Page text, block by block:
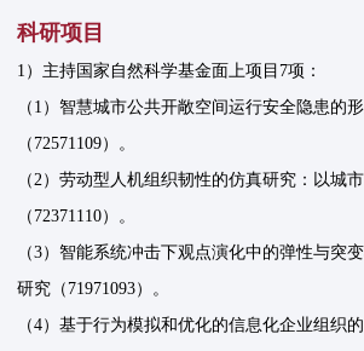
科研项目
1）主持国家自然科学基金面上项目7项：
（1）智慧城市公共开敞空间运行安全隐患的
（72571109）。
（2）劳动型人机组织韧性的仿真研究：以城
（72371110）。
（3）智能系统冲击下观点演化中的弹性与突
研究（71971093）。
（4）基于行为模拟和优化的信息化企业组织